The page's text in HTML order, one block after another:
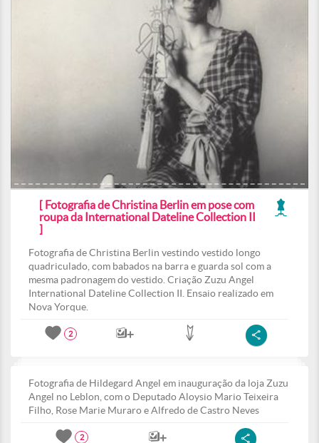
[ Fotografia de Christina Berlin em pose com
roupa da International Dateline Collection II
]
Fotografia de Christina Berlin vestindo vestido longo
quadriculado, com babados na barra e guarda sol com a
mesma padronagem do vestido. Criação Zuzu Angel
International Dateline Collection II. Ensaio realizado em
Nova Yorque.
2
Fotografia de Hildegard Angel em inauguração da loja Zuzu
Angel no Leblon, com o Deputado Aloysio Mario Teixeira
Filho, Rose Marie Muraro e Alfredo de Castro Neves
2